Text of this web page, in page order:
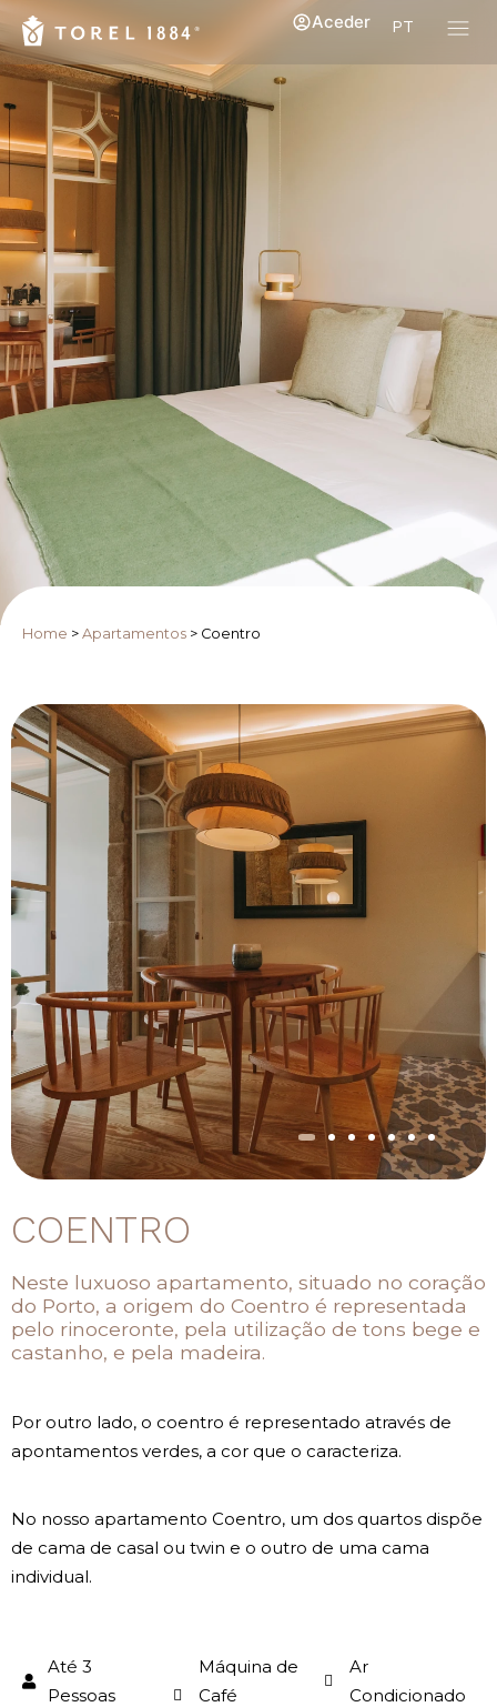
PT
Aceder
Home > Apartamentos > Coentro
COENTRO
Neste luxuoso apartamento, situado no coração
do Porto, a origem do Coentro é representada
pelo rinoceronte, pela utilização de tons bege e
castanho, e pela madeira.
Por outro lado, o coentro é representado através de
apontamentos verdes, a cor que o caracteriza.
No nosso apartamento Coentro, um dos quartos dispõe
de cama de casal ou twin e o outro de uma cama
individual.
Até 3
Pessoas
Máquina de
Café
Ar
Condicionado